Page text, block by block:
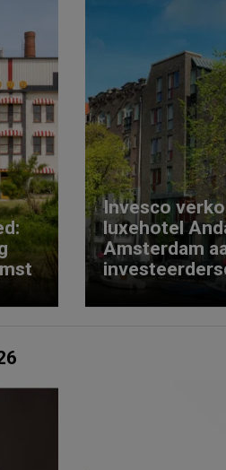
Invesco
luxehotel
Amsterdam